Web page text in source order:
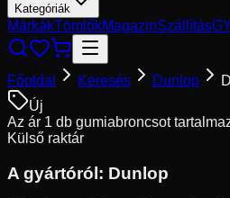
Kategóriák
MárkákTömlőkMagazinSzállítás
Főoldal Keresés Dunlop
Új
Az ár 1 db gumiabroncsot
Külső raktár
A gyártóról: Dunlop